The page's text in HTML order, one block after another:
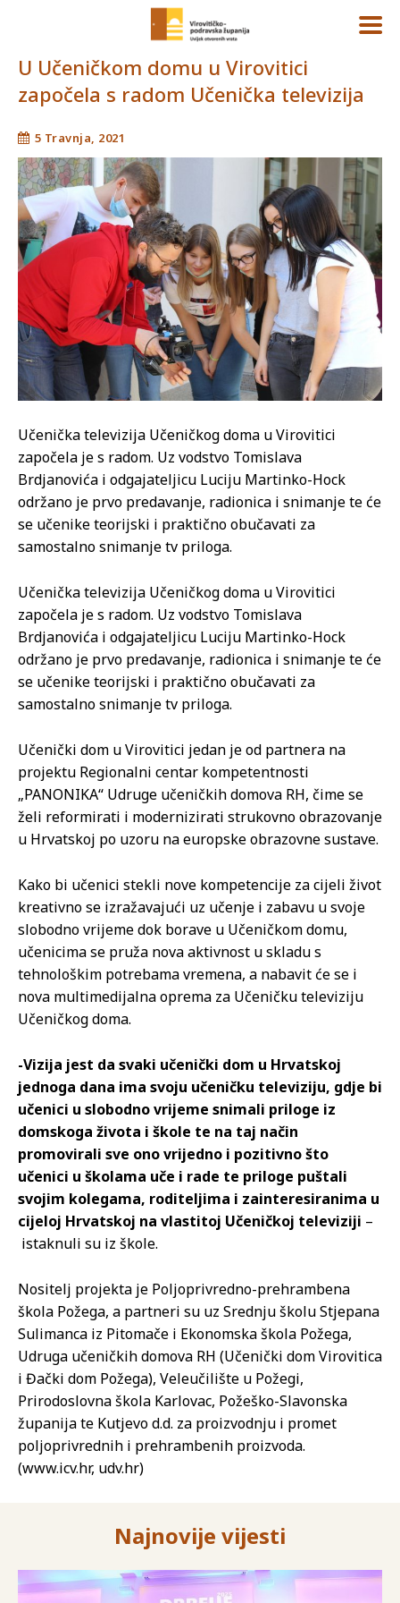
U Učeničkom domu u Virovitici
započela s radom Učenička televizija
5 Travnja, 2021
Učenička televizija Učeničkog doma u Virovitici
započela je s radom. Uz vodstvo Tomislava
Brdjanovića i odgajateljicu Luciju Martinko-Hock
održano je prvo predavanje, radionica i snimanje te će
se učenike teorijski i praktično obučavati za
samostalno snimanje tv priloga.
Učenička televizija Učeničkog doma u Virovitici
započela je s radom. Uz vodstvo Tomislava
Brdjanovića i odgajateljicu Luciju Martinko-Hock
održano je prvo predavanje, radionica i snimanje te će
se učenike teorijski i praktično obučavati za
samostalno snimanje tv priloga.
Učenički dom u Virovitici jedan je od partnera na
projektu Regionalni centar kompetentnosti
„PANONIKA“ Udruge učeničkih domova RH, čime se
želi reformirati i modernizirati strukovno obrazovanje
u Hrvatskoj po uzoru na europske obrazovne sustave.
Kako bi učenici stekli nove kompetencije za cijeli život
kreativno se izražavajući uz učenje i zabavu u svoje
slobodno vrijeme dok borave u Učeničkom domu,
učenicima se pruža nova aktivnost u skladu s
tehnološkim potrebama vremena, a nabavit će se i
nova multimedijalna oprema za Učeničku televiziju
Učeničkog doma.
-Vizija jest da svaki učenički dom u Hrvatskoj
jednoga dana ima svoju učeničku televiziju, gdje bi
učenici u slobodno vrijeme snimali priloge iz
domskoga života i škole te na taj način
promovirali sve ono vrijedno i pozitivno što
učenici u školama uče i rade te priloge puštali
svojim kolegama, roditeljima i zainteresiranima u
cijeloj Hrvatskoj na vlastitoj Učeničkoj televiziji –
istaknuli su iz škole.
Nositelj projekta je Poljoprivredno-prehrambena
škola Požega, a partneri su uz Srednju školu Stjepana
Sulimanca iz Pitomače i Ekonomska škola Požega,
Udruga učeničkih domova RH (Učenički dom Virovitica
i Đački dom Požega), Veleučilište u Požegi,
Prirodoslovna škola Karlovac, Požeško-Slavonska
županija te Kutjevo d.d. za proizvodnju i promet
poljoprivrednih i prehrambenih proizvoda.
(www.icv.hr, udv.hr)
Najnovije vijesti